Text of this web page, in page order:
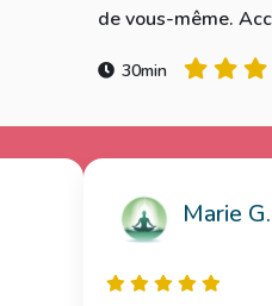
de vous-même.
30min
Marie G.